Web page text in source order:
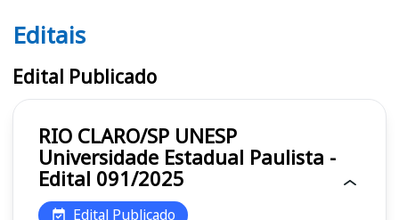
Editais UNESP
Editais
Edital Publicado
RIO CLARO/SP UNESP
Universidade Estadual Paulista -
Edital 091/2025
Edital Publicado